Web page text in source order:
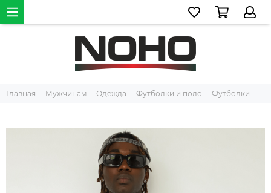
Главная Мужчинам Одежда Футболки и поло Футболки